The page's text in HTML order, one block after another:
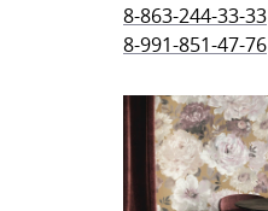
8-863-244-33-33
8-991-851-47-76